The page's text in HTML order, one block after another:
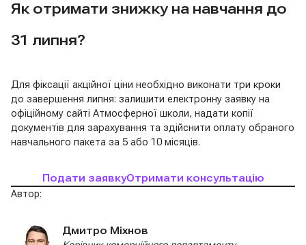
Як отримати знижку на навчання до
31 липня?
Для фіксації акційної ціни необхідно виконати три кроки
до завершення липня: залишити електронну заявку на
офіційному сайті Атмосферної школи, надати копії
документів для зарахування та здійснити оплату обраного
навчального пакета за 5 або 10 місяців.
Подати заявкуОтримати консультацію
Автор:
Дмитро Міхнов